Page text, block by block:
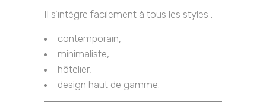
Il s’intègre facilement à tous les styles :
contemporain,
minimaliste,
hôtelier,
design haut de gamme.